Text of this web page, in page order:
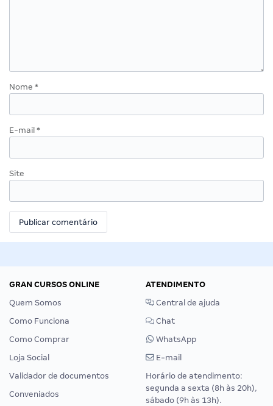
Nome *
E-mail *
Site
GRAN CURSOS ONLINE
Quem Somos
Como Funciona
Como Comprar
Loja Social
Validador de documentos
Conveniados
ATENDIMENTO
Central de ajuda
Chat
WhatsApp
E-mail
Horário de atendimento:
segunda a sexta (8h às 20h),
sábado (9h às 13h).